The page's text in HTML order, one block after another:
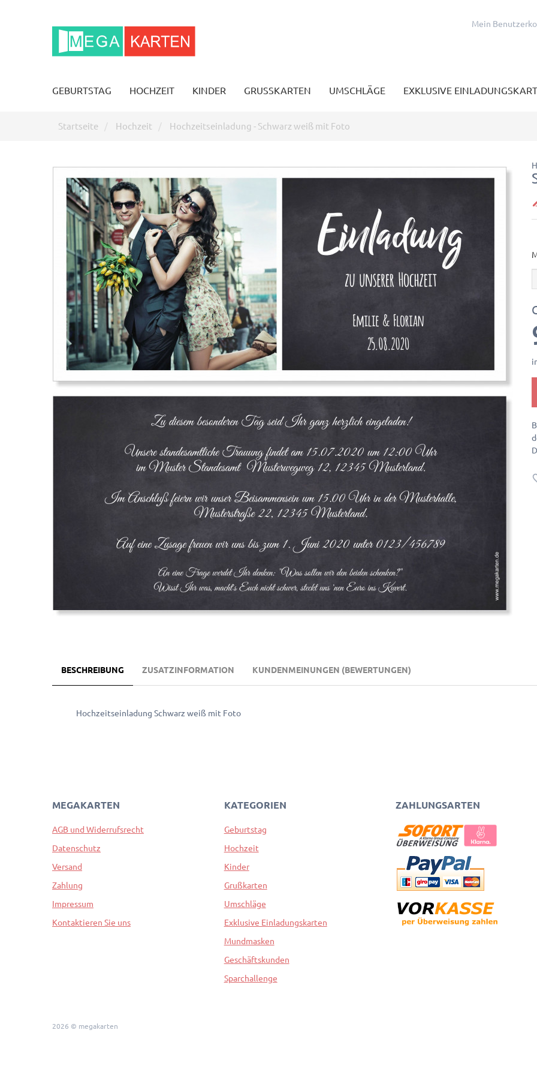
Mein
GEBURTSTAG HOCHZEIT KINDER GRUSSKARTEN UMSCHLÄGE EXKLUSIVE
Startseite Hochzeit Hochzeitseinladung - Schwarz weiß mit Foto
BESCHREIBUNG
Hochzeitseinladung Schwarz weiß mit Foto
ZUSATZINFORMATION KUNDENMEINUNGEN (BEWERTUNGEN)
MEGAKARTEN
AGB und Widerrufsrecht
Datenschutz
Versand
Zahlung
Impressum
Kontaktieren Sie uns
KATEGORIEN
Geburtstag
Hochzeit
Kinder
Grußkarten
Umschläge
Exklusive Einladungskarten
Mundmasken
Geschäftskunden
Sparchallenge
ZAHLUNGSARTEN
2026 © megakarten